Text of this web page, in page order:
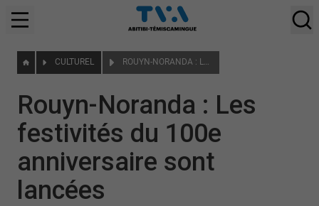
CULTUREL ROUYN-NORANDA : LES FESTIVITÉS DU 100E ANNIVERSAIRE SONT LANCÉES
Rouyn-Noranda : Les
festivités du 100e
anniversaire sont
lancées